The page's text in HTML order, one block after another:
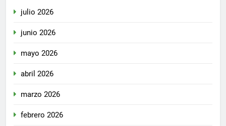
julio 2026
junio 2026
mayo 2026
abril 2026
marzo 2026
febrero 2026